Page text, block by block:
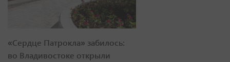
«Сердце Патрокла» забилось:
во Владивостоке открыли